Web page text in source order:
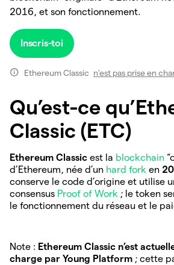
2016, et son fonctionnement.
Inscris-toi
Ethereum Classic n’est pas prise en
Qu’est-ce
Classic (ETC)
Ethereum Classic est la blockchain
d’Ethereum, née d’un hard fork en
conserve le code d’origine et utilise
consensus Proof of Work ; le token
le fonctionnement du réseau et le
Note : Ethereum Classic n’est
charge par Young Platform ; cette